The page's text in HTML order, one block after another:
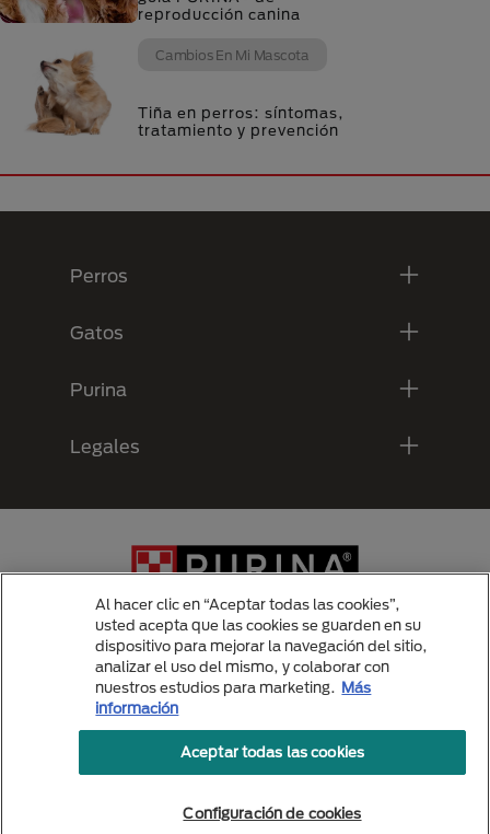
reproducción canina
Cambios En Mi Mascota
Tiña en perros: síntomas,
tratamiento y prevención
Perros
Gatos
Purina
Legales
Menu Footer Secundario Purina
All Nestlé Purina trademarks owned by Société des Produits Nestlé S.A.,
Vevey, Switzerland or are used with permission.
Politicas de privacidad
Al hacer clic en “Aceptar todas las cookies”,
usted acepta que las cookies se guarden en su
dispositivo para mejorar la navegación del sitio,
analizar el uso del mismo, y colaborar con
nuestros estudios para marketing. Más
información
Configuración de cookies
Aceptar todas las cookies